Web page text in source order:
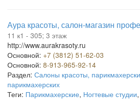
Аура красоты, салон-магазин
11 к1 - 305; 3 этаж
http://www.aurakrasoty.ru
Основной: +7 (3812) 51-62-03
Основной: 8-913-965-92-14
Раздел: Салоны красоты,
парикмахерских
Теги: Парикмахерские, Ногтевые студии,